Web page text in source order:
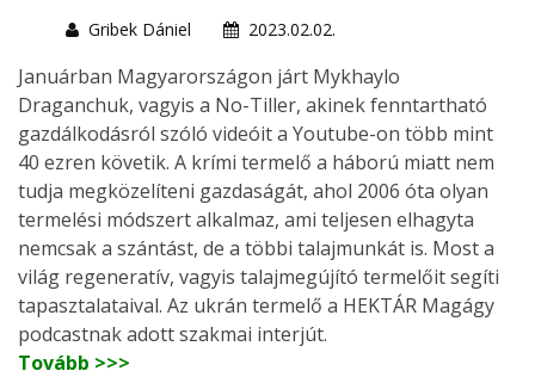
Gribek Dániel
2023.02.02.
Januárban Magyarországon járt Mykhaylo
Draganchuk, vagyis a No-Tiller, akinek fenntartható
gazdálkodásról szóló videóit a Youtube-on több mint
40 ezren követik. A krími termelő a háború miatt nem
tudja megközelíteni gazdaságát, ahol 2006 óta olyan
termelési módszert alkalmaz, ami teljesen elhagyta
nemcsak a szántást, de a többi talajmunkát is. Most a
világ regeneratív, vagyis talajmegújító termelőit segíti
tapasztalataival. Az ukrán termelő a HEKTÁR Magágy
podcastnak adott szakmai interjút.
Tovább >>>